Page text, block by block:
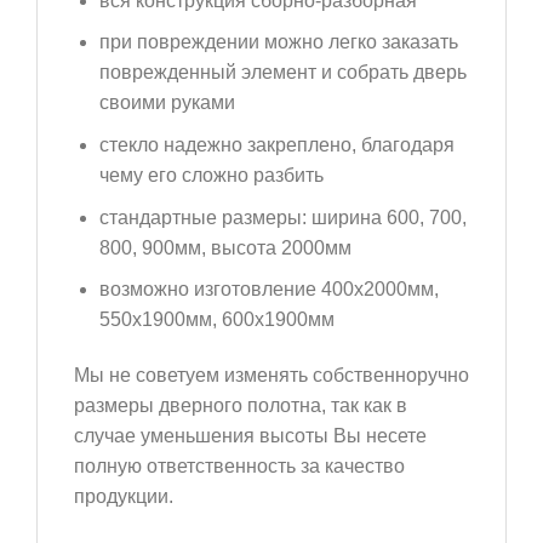
при повреждении можно легко заказать
поврежденный элемент и собрать дверь
своими руками
стекло надежно закреплено, благодаря
чему его сложно разбить
стандартные размеры: ширина 600, 700,
800, 900мм, высота 2000мм
возможно изготовление 400х2000мм,
550х1900мм, 600х1900мм
Мы не советуем изменять собственноручно
размеры дверного полотна, так как в
случае уменьшения высоты Вы несете
полную ответственность за качество
продукции.